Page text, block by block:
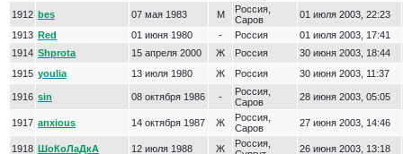
1912 bеs 07 мая 1983 М
Россия,
Саров
01 июля 2003, 22:23
1913 Red 01 июня 1980 - Россия
01 июля 2003, 17:41
1914 Shprota 15 апреля 2000 Ж Россия
30 июня 2003, 18:44
1915 youlia 13 июля 1980 Ж Россия 30 июня 2003, 11:37
1916 sin 08 октября 1986 -
Россия,
Саров
28 июня 2003, 05:05
1917 anxious 14 октября 1987 Ж
Россия,
Саров
27 июня 2003, 14:46
1918 ШоКоЛаДкА 12 июля 1988 Ж
Россия,
26 июня 2003, 13:18